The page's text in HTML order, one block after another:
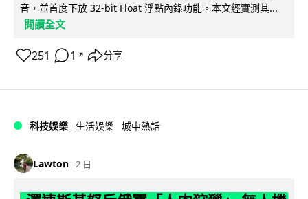
音，並首度下放 32-bit Float 浮點內錄功能。本文經實測其...
閱讀全文
251 1 ↗ 分享
科技娛樂 生活娛樂 城中熱話
Lawton 2 日